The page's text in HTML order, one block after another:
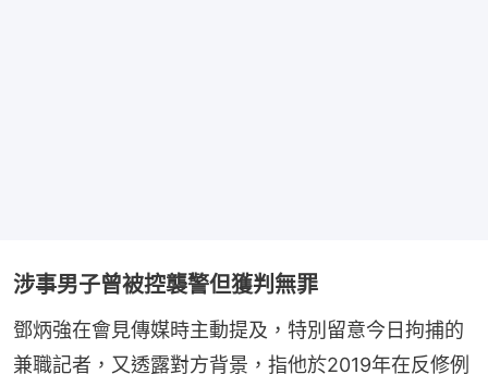
涉事男子曾被控襲警但獲判無罪
鄧炳強在會見傳媒時主動提及，特別留意今日拘捕的
兼職記者，又透露對方背景，指他於2019年在反修例